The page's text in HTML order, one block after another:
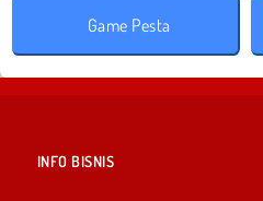
Game Pesta
INFO BISNIS